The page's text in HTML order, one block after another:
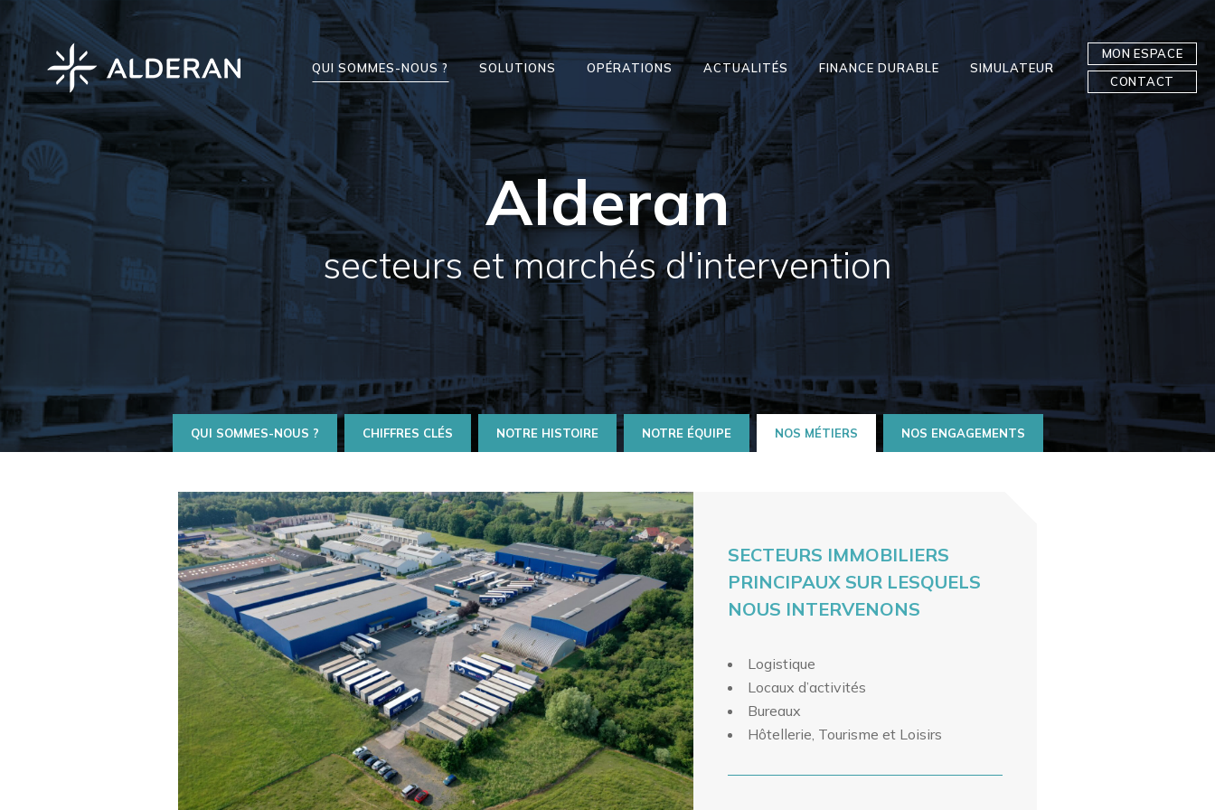
MON ESPACE
CONTACT
QUI SOMMES-NOUS ? SOLUTIONS OPÉRATIONS ACTUALITÉS FINANCE DURABLE SIMULATEUR
Alderan
secteurs et marchés d'intervention
QUI SOMMES-NOUS ? CHIFFRES CLÉS NOTRE HISTOIRE NOTRE ÉQUIPE NOS MÉTIERS NOS ENGAGEMENTS
SECTEURS IMMOBILIERS
PRINCIPAUX SUR LESQUELS
NOUS INTERVENONS
Logistique
Locaux d’activités
Bureaux
Hôtellerie, Tourisme et Loisirs